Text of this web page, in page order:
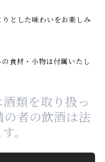
とした味わいをお楽しみ
食材・小物は付属いたし
類を取り扱っ
者の飲酒は法
。